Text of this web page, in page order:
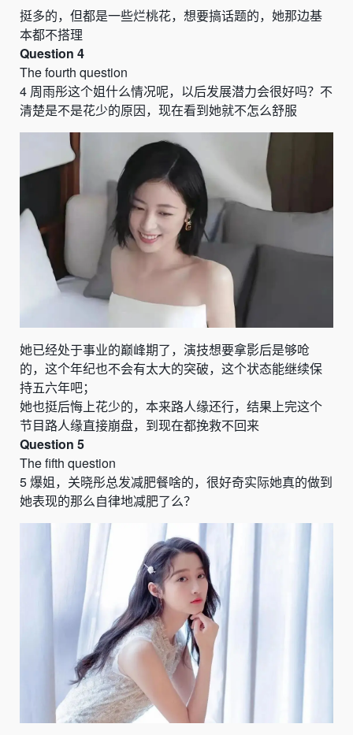
挺多的，但都是一些烂桃花，想要搞话题的，她那边基
本都不搭理
Question 4
The fourth question
4 周雨彤这个姐什么情况呢，以后发展潜力会很好吗？不
清楚是不是花少的原因，现在看到她就不怎么舒服
她已经处于事业的巅峰期了，演技想要拿影后是够呛
的，这个年纪也不会有太大的突破，这个状态能继续保
持五六年吧；
她也挺后悔上花少的，本来路人缘还行，结果上完这个
节目路人缘直接崩盘，到现在都挽救不回来
Question 5
The fifth question
5爆姐，关晓彤总发减肥餐啥的，很好奇实际她真的做到
她表现的那么自律地减肥了么？